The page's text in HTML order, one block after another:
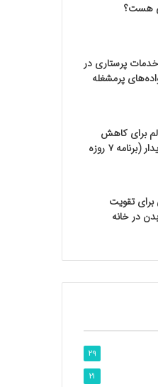
هست؟
پرستاری در
پرمشغله
برای کاهش
وزن سریع و پایدار (برنامه ۷ روزه
برای تقویت
در خانه
29
21